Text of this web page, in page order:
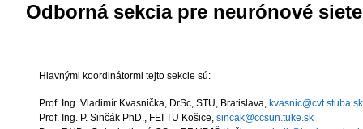
Odborná sekcia pre neurónové siete
Hlavnými koordinátormi tejto sekcie sú:
Prof. Ing. Vladimír Kvasnička, DrSc, STU, Bratislava, kvasnic@cvt.stuba.sk
Prof. Ing. P. Sinčák PhD., FEI TU Košice, sincak@ccsun.tuke.sk